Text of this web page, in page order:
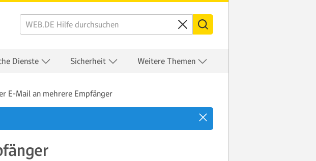
Dienste Sicherheit Weitere Themen
E-Mail an mehrere Empfänger